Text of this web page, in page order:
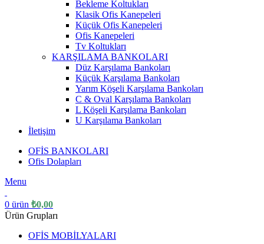
Bekleme Koltukları
Klasik Ofis Kanepeleri
Küçük Ofis Kanepeleri
Ofis Kanepeleri
Tv Koltukları
KARŞILAMA BANKOLARI
Düz Karşılama Bankoları
Küçük Karşılama Bankoları
Yarım Köşeli Karşılama Bankoları
C & Oval Karşılama Bankoları
L Köşeli Karşılama Bankoları
U Karşılama Bankoları
İletişim
OFİS BANKOLARI
Ofis Dolapları
Menu
0 ürün ₺0,00
Ürün Grupları
OFİS MOBİLYALARI